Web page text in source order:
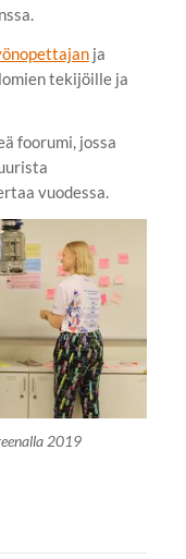
ja
tekijöille ja
foorumi, jossa
vuodessa.
2019